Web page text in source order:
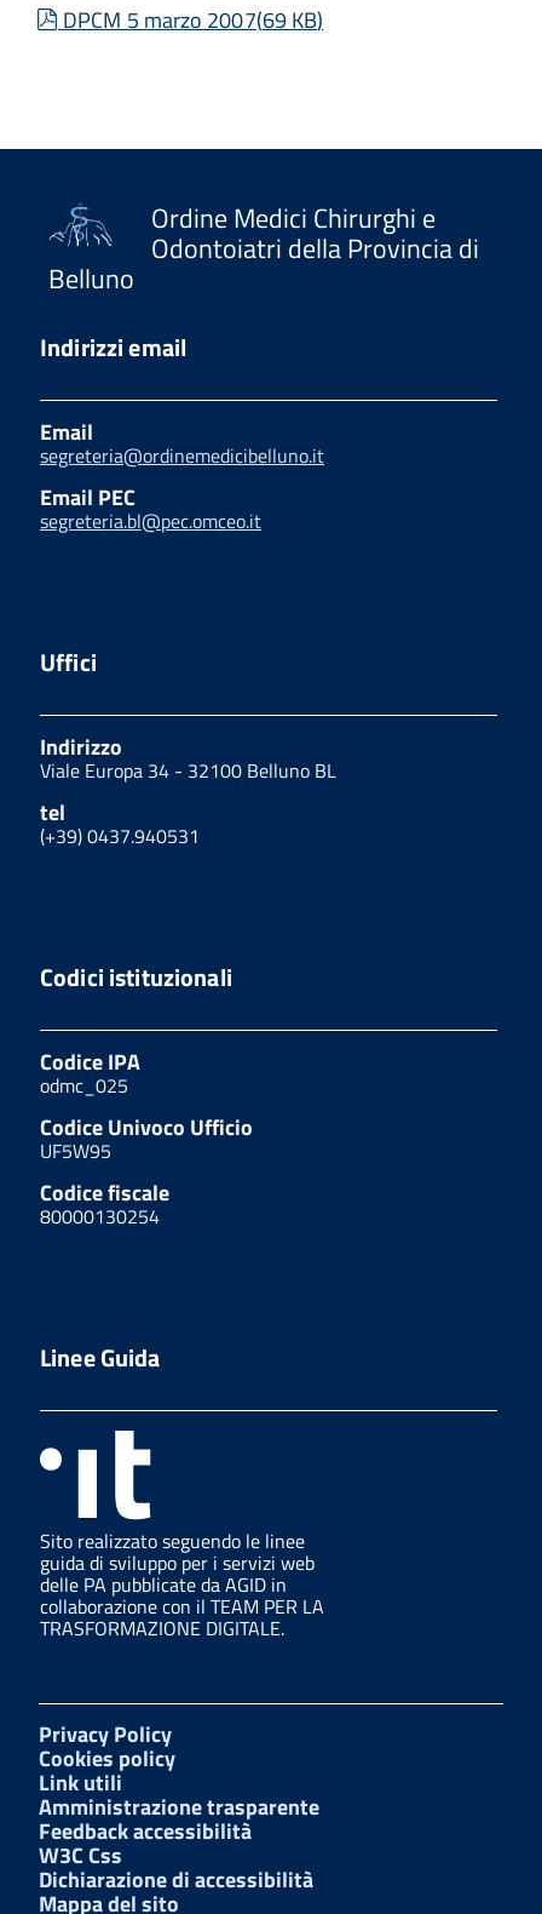
pdf
DPCM 5 marzo 2007(69 KB)
Ordine Medici Chirurghi e
Odontoiatri della Provincia di
Belluno
Indirizzi email
Email
segreteria@ordinemedicibelluno.it
Email PEC
segreteria.bl@pec.omceo.it
Uffici
Indirizzo
Viale Europa 34 - 32100 Belluno BL
tel
(+39) 0437.940531
Codici istituzionali
Codice IPA
odmc_025
Codice Univoco Ufficio
UF5W95
Codice fiscale
80000130254
Linee Guida
Sito realizzato seguendo le linee
guida di sviluppo per i servizi web
delle PA pubblicate da AGID in
collaborazione con il TEAM PER LA
TRASFORMAZIONE DIGITALE.
Privacy Policy
Cookies policy
Link utili
Amministrazione trasparente
Feedback accessibilità
W3C Css
Dichiarazione di accessibilità
Mappa del sito